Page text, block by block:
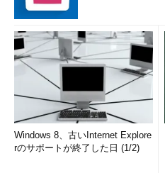
Windows 8、古いInternet Explore
rのサポートが終了した日 (1/2)